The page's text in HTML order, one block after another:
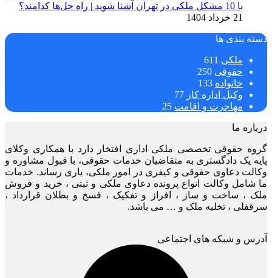
با 10 مشکل ملکی در تهران آشنا شوید | راه حل‌ها کدامند؟
21 خرداد 1404
دسته بندی ها
ملکی 611
حقوقی 250
خانواده 133
وکیل اداره کار 77
مهاجرت و اقامت 25
درباره ما
گروه حقوقی تخصصی ملکی اداری افتخار دارد با همکاری وکلای
پایه یک دادگستری به متقاضیان خدمات حقوقی، با قبول مشاوره و
وکالت دعاوی حقوقی و کیفری در امور ملکی، یاری رساند. خدمات
ما شامل وکالت انواع پرونده دعاوی ملکی و ثبتی ، خرید و فروش
ملک ، ساخت و ساز ، افراز و تفکیک ، فسخ و بطلان قرارداد ،
سرقفلی ، تخلیه ملک و … می باشد.
آدرس و شبکه های اجتماعی